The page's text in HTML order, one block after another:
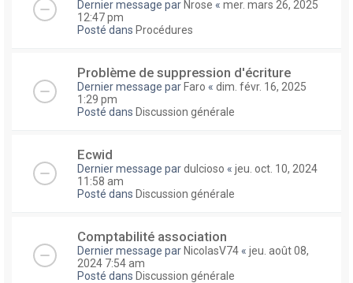
Dernier message par Nrose « mer. mars 26, 2025
12:47 pm
Posté dans Procédures
Problème de suppression d'écriture
Dernier message par Faro « dim. févr. 16, 2025
1:29 pm
Posté dans Discussion générale
Ecwid
Dernier message pardulcioso « jeu. oct. 10, 2024
11:58 am
Posté dans Discussion générale
Comptabilité association
Dernier message par NicolasV74 « jeu. août 08,
2024 7:54 am
Posté dans Discussion générale